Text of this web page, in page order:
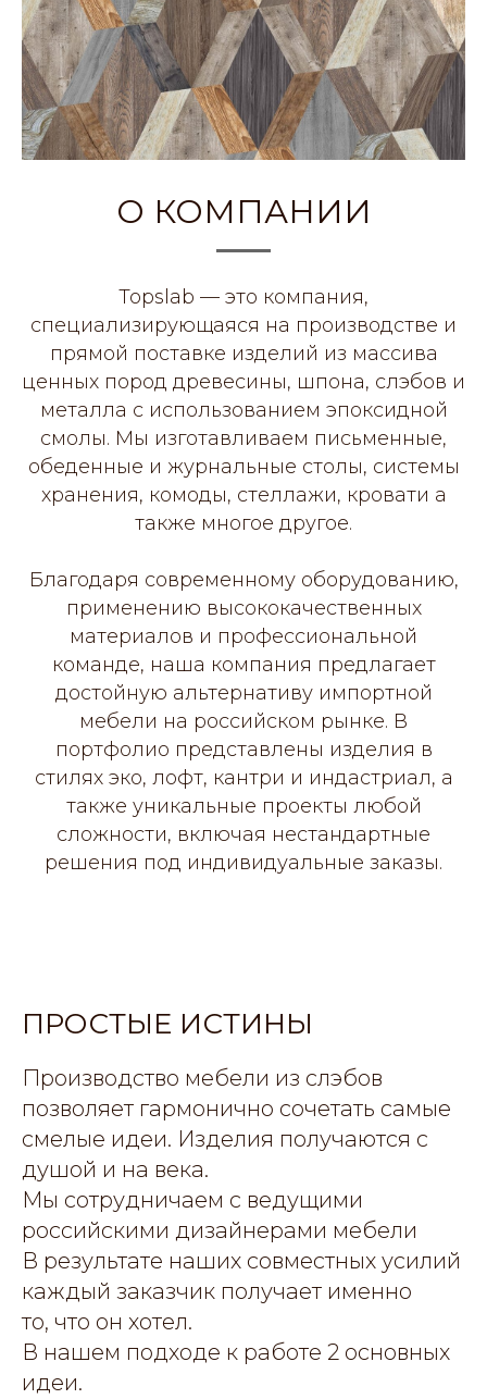
О КОМПАНИИ
Topslab — это компания,
специализирующаяся на производстве и
прямой поставке изделий из массива
ценных пород древесины, шпона, слэбов и
металла с использованием эпоксидной
смолы. Мы изготавливаем письменные,
обеденные и журнальные столы, системы
хранения, комоды, стеллажи, кровати а
также многое другое.
Благодаря современному оборудованию,
применению высококачественных
материалов и профессиональной
команде, наша компания предлагает
достойную альтернативу импортной
мебели на российском рынке. В
портфолио представлены изделия в
стилях эко, лофт, кантри и индастриал, а
также уникальные проекты любой
сложности, включая нестандартные
решения под индивидуальные заказы.
ПРОСТЫЕ ИСТИНЫ
Производство мебели из слэбов
позволяет гармонично сочетать самые
смелые идеи. Изделия получаются с
душой и на века.
Мы сотрудничаем с ведущими
российскими дизайнерами мебели
В результате наших совместных усилий
каждый заказчик получает именно
то, что он хотел.
В нашем подходе к работе 2 основных
идеи.